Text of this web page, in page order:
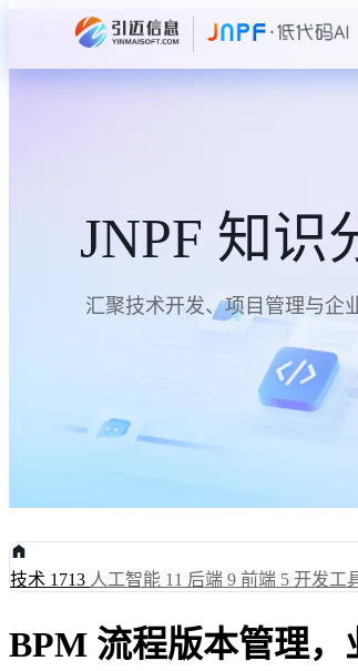
JNPF 知识
汇聚技术开发、项目管理与企
技术 1713 人工智能 11 后端 9 前端 5 开发工
BPM 流程版本管理